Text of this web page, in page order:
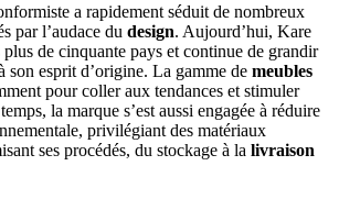
a rapidement séduit de nombreux
par l’audace du design. Aujourd’hui, Kare
de cinquante pays et continue de grandir
son esprit d’origine. La gamme de meubles
pour coller aux tendances et stimuler
la marque s’est aussi engagée à réduire
privilégiant des matériaux
ses procédés, du stockage à la livraison